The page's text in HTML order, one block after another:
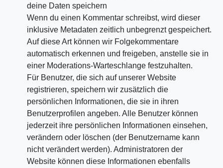
deine Daten speichern
Wenn du einen Kommentar schreibst, wird dieser
inklusive Metadaten zeitlich unbegrenzt gespeichert.
Auf diese Art können wir Folgekommentare
automatisch erkennen und freigeben, anstelle sie in
einer Moderations-Warteschlange festzuhalten.
Für Benutzer, die sich auf unserer Website
registrieren, speichern wir zusätzlich die
persönlichen Informationen, die sie in ihren
Benutzerprofilen angeben. Alle Benutzer können
jederzeit ihre persönlichen Informationen einsehen,
verändern oder löschen (der Benutzername kann
nicht verändert werden). Administratoren der
Website können diese Informationen ebenfalls